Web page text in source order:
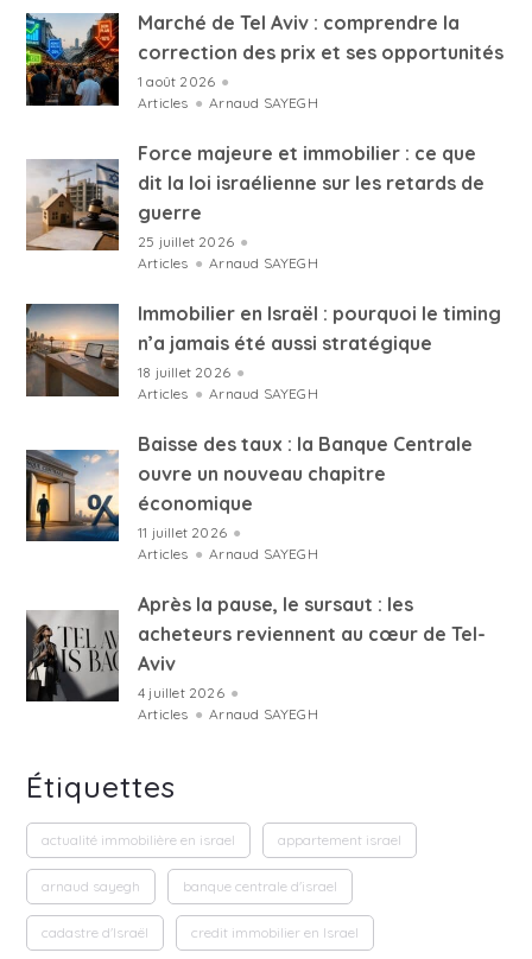
Marché de Tel Aviv : comprendre la
correction des prix et ses opportunités
1 août 2026 ●
Articles ● Arnaud SAYEGH
Force majeure et immobilier : ce que
dit la loi israélienne sur les retards de
guerre
25 juillet 2026 ●
Articles ● Arnaud SAYEGH
Immobilier en Israël : pourquoi le timing
n’a jamais été aussi stratégique
18 juillet 2026 ●
Articles ● Arnaud SAYEGH
Baisse des taux : la Banque Centrale
ouvre un nouveau chapitre
économique
11 juillet 2026 ●
Articles ● Arnaud SAYEGH
Après la pause, le sursaut : les
acheteurs reviennent au cœur de Tel-
Aviv
4 juillet 2026 ●
Articles ● Arnaud SAYEGH
Étiquettes
actualité immobilière en israel appartement israel
arnaud sayegh banque centrale d'israel
cadastre d'Israël credit immobilier en Israel